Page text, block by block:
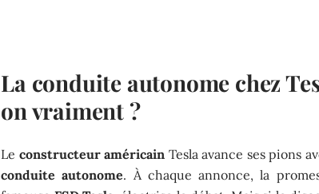
La conduite autonome chez
on vraiment ?
Le constructeur américain Tesla avance ses pions
conduite autonome. À chaque annonce, la